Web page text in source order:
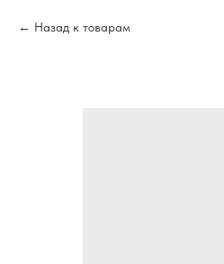
Назад к товарам